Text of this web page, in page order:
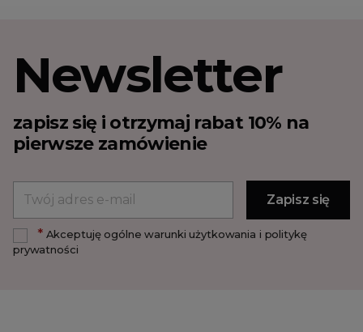
Newsletter
zapisz się i otrzymaj rabat 10% na
pierwsze zamówienie
*Akceptuję ogólne warunki użytkowania i politykę
prywatności